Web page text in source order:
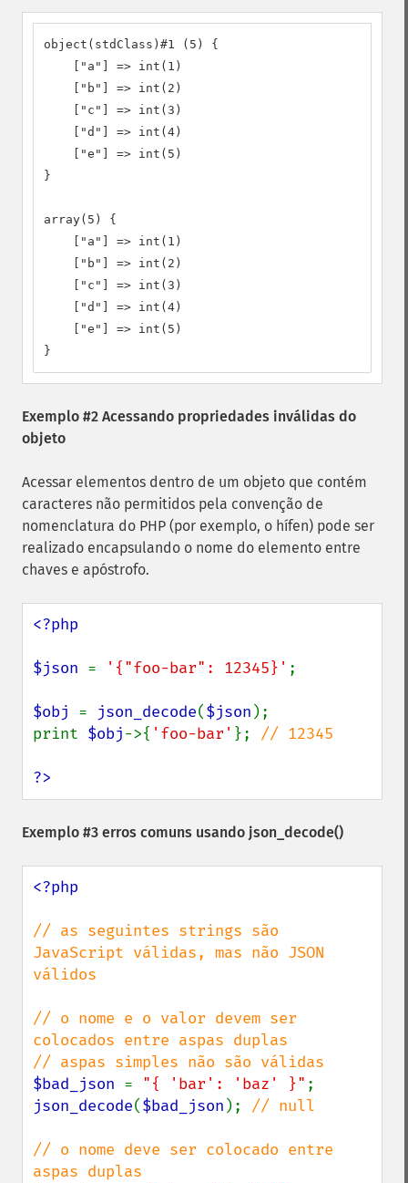
object(stdClass)#1 (5) {
    ["a"] => int(1)
    ["b"] => int(2)
    ["c"] => int(3)
    ["d"] => int(4)
    ["e"] => int(5)
}
array(5) {
    ["a"] => int(1)
    ["b"] => int(2)
    ["c"] => int(3)
    ["d"] => int(4)
    ["e"] => int(5)
}
Exemplo #2 Acessando propriedades inválidas do
objeto
Acessar elementos dentro de um objeto que contém
caracteres não permitidos pela convenção de
nomenclatura do PHP (por exemplo, o hífen) pode ser
realizado encapsulando o nome do elemento entre
chaves e apóstrofo.
<?php
$json = '{"foo-bar": 12345}' ;
$obj = json_decode($json );
print $obj->{ 'foo-bar' }; // 12345
?>
Exemplo #3 erros comuns usando json_decode()
<?php
// as seguintes strings são
JavaScript válidas, mas não JSON
válidos
// o nome e o valor devem ser
colocados entre aspas duplas
$bad_json = "{ 'bar': 'baz' }"
json_decode($bad_json ); // null
// o nome deve ser colocado entre